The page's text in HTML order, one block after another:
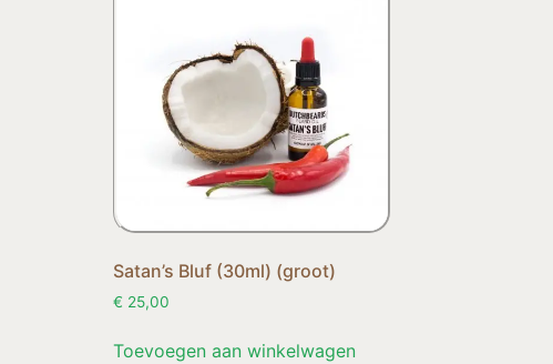
Satan’s Bluf (30ml) (groot)
€ 25,00
Toevoegen aan winkelwagen